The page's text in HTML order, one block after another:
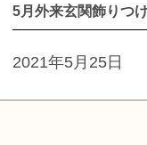
5月外来玄関飾りつ
2021年5月25日